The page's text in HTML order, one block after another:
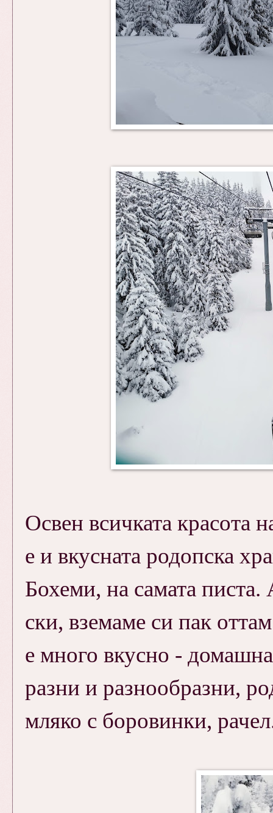
Освен всичката красота
е и вкусната родопска
Бохеми, на самата
ски, вземаме си пак
е много вкусно -
разни и разнообразни,
мляко с боровинки,